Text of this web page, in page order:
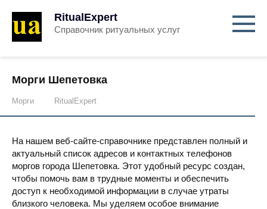
RitualExpert
Справочник ритуальных услуг
Морги Шепетовка
Морги RitualExpert
На нашем веб-сайте-справочнике представлен полный и
актуальный список адресов и контактных телефонов
моргов города Шепетовка. Этот удобный ресурс создан,
чтобы помочь вам в трудные моменты и обеспечить
доступ к необходимой информации в случае утраты
близкого человека. Мы уделяем особое внимание